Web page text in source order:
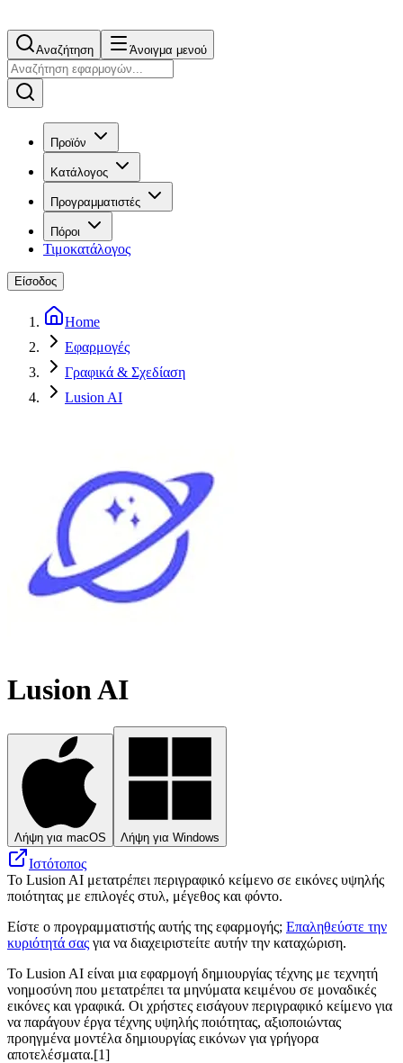
Αναζήτηση Άνοιγμα μενού
Προϊόν
Κατάλογος
Προγραμματιστές
Πόροι
Τιμοκατάλογος
Είσοδος
Home
Εφαρμογές
Γραφικά & Σχεδίαση
Lusion AI
Lusion AI
Λήψη για macOS Λήψη για Windows
Ιστότοπος
Το Lusion AI μετατρέπει περιγραφικό κείμενο σε εικόνες υψηλής
ποιότητας με επιλογές στυλ, μέγεθος και φόντο.
Είστε ο προγραμματιστής αυτής της εφαρμογής; Επαληθεύστε την
κυριότητά σας για να διαχειριστείτε αυτήν την καταχώριση.
Το Lusion AI είναι μια εφαρμογή δημιουργίας τέχνης με τεχνητή
νοημοσύνη που μετατρέπει τα μηνύματα κειμένου σε μοναδικές
εικόνες και γραφικά. Οι χρήστες εισάγουν περιγραφικό κείμενο για
να παράγουν έργα τέχνης υψηλής ποιότητας, αξιοποιώντας
προηγμένα μοντέλα δημιουργίας εικόνων για γρήγορα
αποτελέσματα.[1]